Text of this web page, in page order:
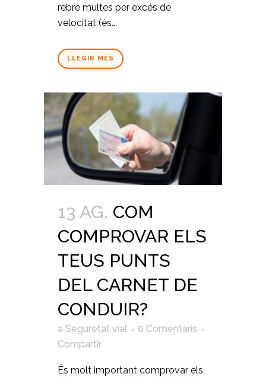
rebre multes per excés de
velocitat (és...
LLEGIR MÉS
13 AG. COM
COMPROVAR ELS
TEUS PUNTS
DEL CARNET DE
CONDUIR?
a Seguretat vial
0 Comentaris
Compartir
És molt important comprovar els